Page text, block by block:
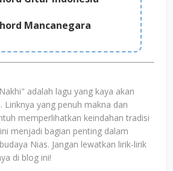
Mancanegara
adalah lagu yang kaya akan
Liriknya yang penuh makna dan
memperlihatkan keindahan tradisi
menjadi bagian penting dalam
Nias. Jangan lewatkan lirik-lirik
di blog ini!